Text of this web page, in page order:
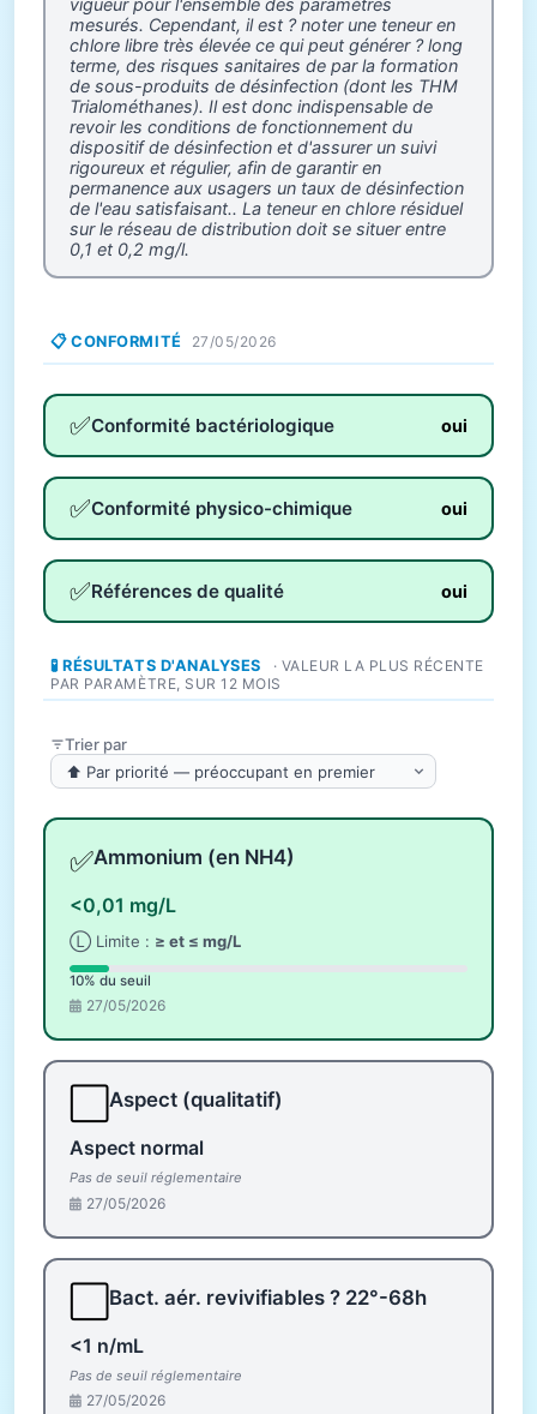
vigueur pour l'ensemble des paramètres
mesurés. Cependant, il est ? noter une teneur en
chlore libre très élevée ce qui peut générer ? long
terme, des risques sanitaires de par la formation
de sous-produits de désinfection (dont les THM
Trialométhanes). Il est donc indispensable de
revoir les conditions de fonctionnement du
dispositif de désinfection et d'assurer un suivi
rigoureux et régulier, afin de garantir en
permanence aux usagers un taux de désinfection
de l'eau satisfaisant.. La teneur en chlore résiduel
sur le réseau de distribution doit se situer entre
0,1 et 0,2 mg/l.
📋 CONFORMITÉ 27/05/2026
✅Conformité bactériologique oui
✅Conformité physico-chimique oui
✅Références de qualité oui
🧪 RÉSULTATS D'ANALYSES
· VALEUR LA PLUS RÉCENTE
PAR PARAMÈTRE, SUR 12 MOIS
Trier par
✅Ammonium (en NH4)
<0,01 mg/L
Ⓛ Limite : ≥ et ≤ mg/L
10% du seuil
27/05/2026
Aspect (qualitatif)
Aspect normal
Pas de seuil réglementaire
27/05/2026
Bact. aér. revivifiables ? 22°-68h
<1 n/mL
Pas de seuil réglementaire
27/05/2026